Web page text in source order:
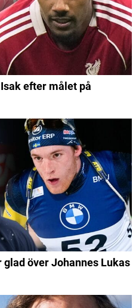
efter målet på
över Johannes Lukas